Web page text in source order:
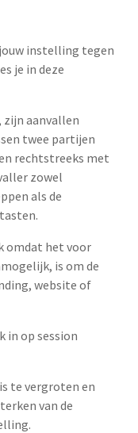
instelling tegen
je in deze
aanvallen
twee partijen
rechtstreeks met
zowel
als de
omdat het voor
is om de
website of
in op session
te vergroten en
van de